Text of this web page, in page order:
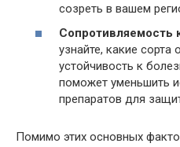
созреть в вашем
Сопротивляемость
узнайте, какие
устойчивость к
поможет уменьшить
препаратов для
Помимо этих основных